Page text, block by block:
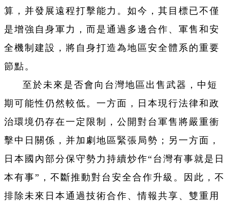
算，并發展遠程打擊能力。如今，其目標已不僅
是增強自身軍力，而是通過多邊合作、軍售和安
全機制建設，將自身打造為地區安全體系的重要
節點。
至於未來是否會向台灣地區出售武器，中短
期可能性仍然較低。一方面，日本現行法律和政
治環境仍存在一定限制，公開對台軍售將嚴重衝
擊中日關係，并加劇地區緊張局勢；另一方面，
日本國內部分保守勢力持續炒作“台灣有事就是日
本有事”，不斷推動對台安全合作升級。因此，不
排除未來日本通過技術合作、情報共享、雙重用